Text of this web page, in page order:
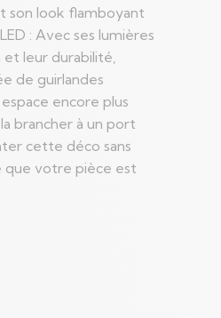
son look flamboyant
: Avec ses lumières
leur durabilité,
de guirlandes
encore plus
brancher à un port
cette déco sans
que votre pièce est